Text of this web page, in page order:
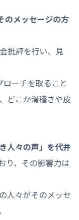
のメッセージの方
批評を行い、見
ーチを取ること
どこか滑稽さや皮
人々の声」を代弁
り、その影響力は
人々がそのメッセ